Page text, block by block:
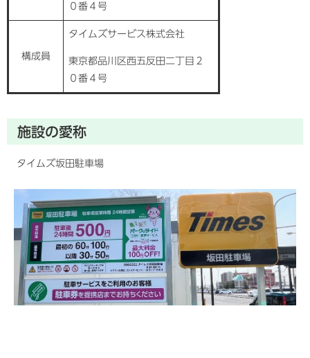
０番４号
構成員
タイムズサービス株式会社
東京都品川区西五反田二丁目２
０番４号
施設の愛称
タイムズ坂田駐車場